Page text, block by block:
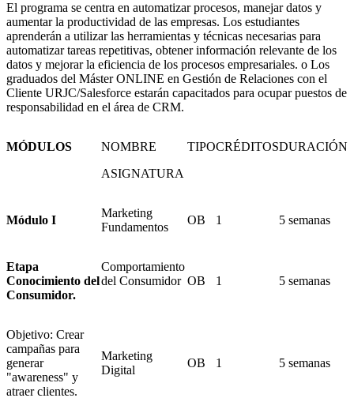
El programa se centra en automatizar procesos, manejar datos y
aumentar la productividad de las empresas. Los estudiantes
aprenderán a utilizar las herramientas y técnicas necesarias para
automatizar tareas repetitivas, obtener información relevante de los
datos y mejorar la eficiencia de los procesos empresariales. o Los
graduados del Máster ONLINE en Gestión de Relaciones con el
Cliente URJC/Salesforce estarán capacitados para ocupar puestos de
responsabilidad en el área de CRM.
MÓDULOS
NOMBRE
ASIGNATURA
TIPOCRÉDITOSDURACIÓN
Módulo I
Marketing
Fundamentos
OB 1 5 semanas
Etapa
Conocimiento del
Consumidor.
Comportamiento
del Consumidor OB 1 5 semanas
Objetivo: Crear
campañas para
generar
"awareness" y
atraer clientes.
Marketing
Digital
OB 1 5 semanas